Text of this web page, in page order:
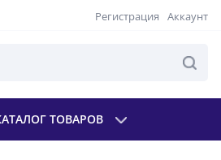
Регистрация Аккаунт
ТОВАРОВ